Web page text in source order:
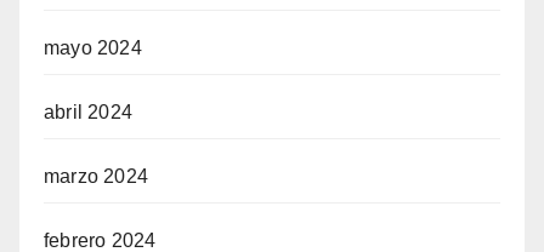
mayo 2024
abril 2024
marzo 2024
febrero 2024